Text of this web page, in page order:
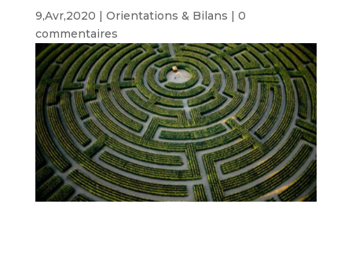
9,Avr,2020 | Orientations & Bilans | 0
commentaires